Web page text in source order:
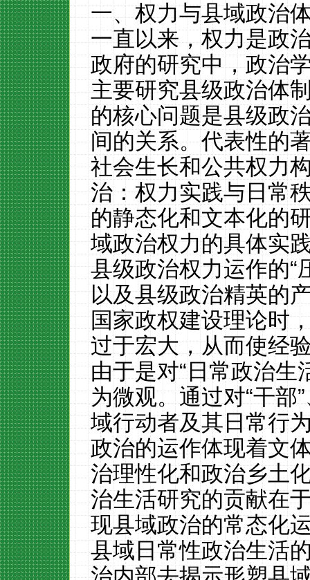
一、权力与县域政治
一直以来，权力是政
政府的研究中，政治
主要研究县级政治体
的核心问题是县级政
间的关系。代表性的
社会生长和公共权力
治：权力实践与日常
的静态化和文本化的
域政治权力的具体实
县级政治权力运作的“
以及县级政治精英的
国家政权建设理论时
过于宏大，从而使经
由于是对“日常政治生
为微观。通过对“干部”
域行动者及其日常行
政治的运作体现着文
治理性化和政治乡土
治生活研究的贡献在
现县域政治的常态化
县域日常性政治生活